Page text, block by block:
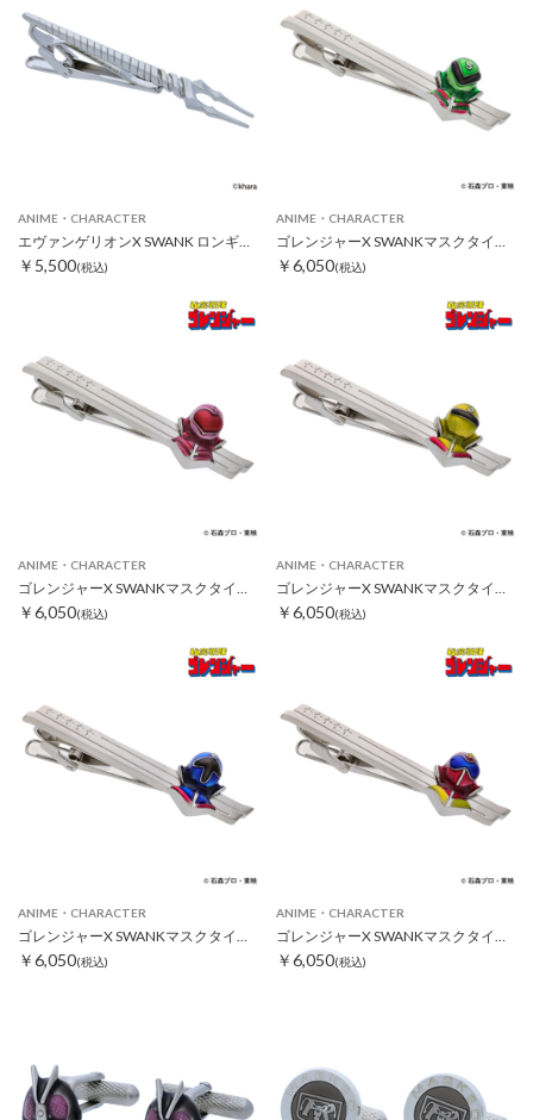
ANIME・CHARACTER
￥5,500(税込)
ANIME・CHARACTER
￥6,050(税込)
ANIME・CHARACTER
ゴレンジャーX SWANKマスクタイピン モモレンジャー
￥6,050(税込)
ANIME・CHARACTER
ゴレンジャーX SWANKマスクタイピン キレンジャー
￥6,050(税込)
ANIME・CHARACTER
￥6,050(税込)
ANIME・CHARACTER
￥6,050(税込)